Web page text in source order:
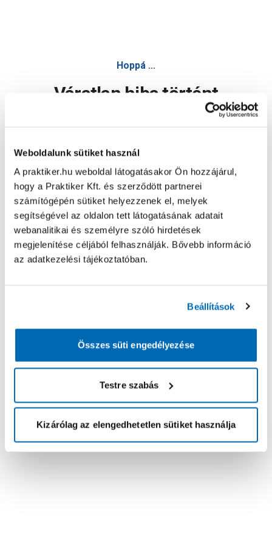
Weboldalunk sütiket használ
A praktiker.hu weboldal látogatásakor Ön hozzájárul,
hogy a Praktiker Kft. és szerződött partnerei
számítógépén sütiket helyezzenek el, melyek
segítségével az oldalon tett látogatásának adatait
webanalitikai és személyre szóló hirdetések
megjelenítése céljából felhasználják. Bővebb információ
az adatkezelési tájékoztatóban.
Beállítások
Összes süti engedélyezése
Testre szabás
Kizárólag az elengedhetetlen sütiket használja
Hoppá ...
Váratlan hiba történt
Oldal újratöltése